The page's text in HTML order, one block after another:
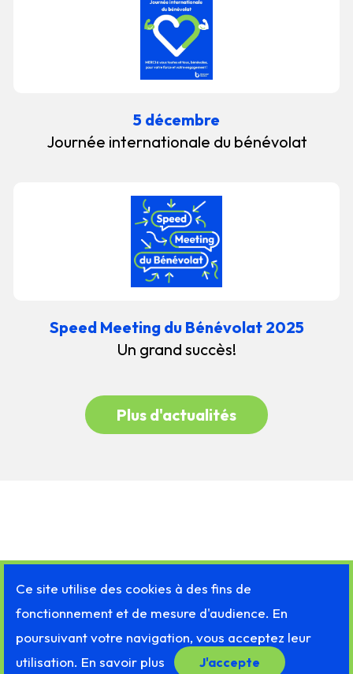
5 décembre
Journée internationale du bénévolat
Speed Meeting du Bénévolat 2025
Un grand succès!
Plus d'actualités
Ce site utilise des cookies à des fins de
fonctionnement et de mesure d'audience. En
poursuivant votre navigation, vous acceptez leur
utilisation. En savoir plus J'accepte